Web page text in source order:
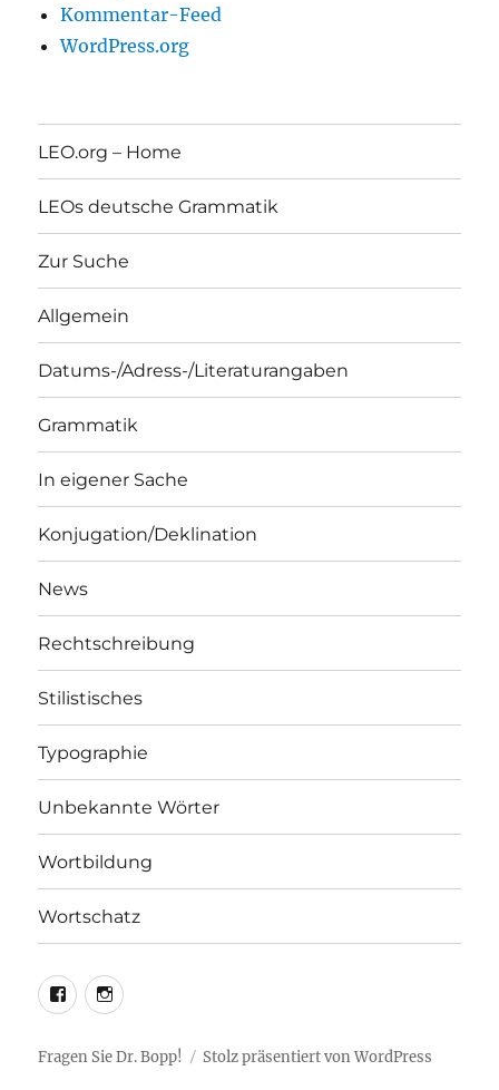
Kommentar-Feed
WordPress.org
LEO.org – Home
LEOs deutsche Grammatik
Zur Suche
Allgemein
Datums-/Adress-/Literaturangaben
Grammatik
In eigener Sache
Konjugation/Deklination
News
Rechtschreibung
Stilistisches
Typographie
Unbekannte Wörter
Wortbildung
Wortschatz
LEO@Facebook
LEO@Instagram
Fragen Sie Dr. Bopp! Stolz präsentiert von WordPress